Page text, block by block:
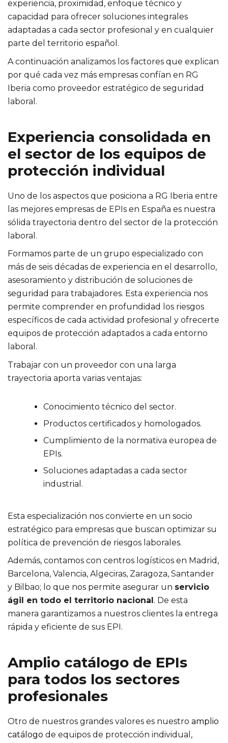
experiencia, proximidad, enfoque técnico y
capacidad para ofrecer soluciones integrales
adaptadas a cada sector profesional y en cualquier
parte del territorio español.
A continuación analizamos los factores que explican
por qué cada vez más empresas confían en RG
Iberia como proveedor estratégico de seguridad
laboral.
Experiencia consolidada en
el sector de los equipos de
protección individual
Uno de los aspectos que posiciona a RG Iberia entre
las mejores empresas de EPIs en España es nuestra
sólida trayectoria dentro del sector de la protección
laboral.
Formamos parte de un grupo especializado con
más de seis décadas de experiencia en el desarrollo,
asesoramiento y distribución de soluciones de
seguridad para trabajadores. Esta experiencia nos
permite comprender en profundidad los riesgos
específicos de cada actividad profesional y ofrecerte
equipos de protección adaptados a cada entorno
laboral.
Trabajar con un proveedor con una larga
trayectoria aporta varias ventajas:
Conocimiento técnico del sector.
Productos certificados y homologados.
Cumplimiento de la normativa europea de
EPIs.
Soluciones adaptadas a cada sector
industrial.
Esta especialización nos convierte en un socio
estratégico para empresas que buscan optimizar su
política de prevención de riesgos laborales.
Además, contamos con centros logísticos en Madrid,
Barcelona, Valencia, Algeciras, Zaragoza, Santander
y Bilbao; lo que nos permite asegurar un servicio
ágil en todo el territorio nacional . De esta
manera garantizamos a nuestros clientes la entrega
rápida y eficiente de sus EPI.
Amplio catálogo de EPIs
para todos los sectores
profesionales
Otro de nuestros grandes valores es nuestro amplio
catálogo de equipos de protección individual,